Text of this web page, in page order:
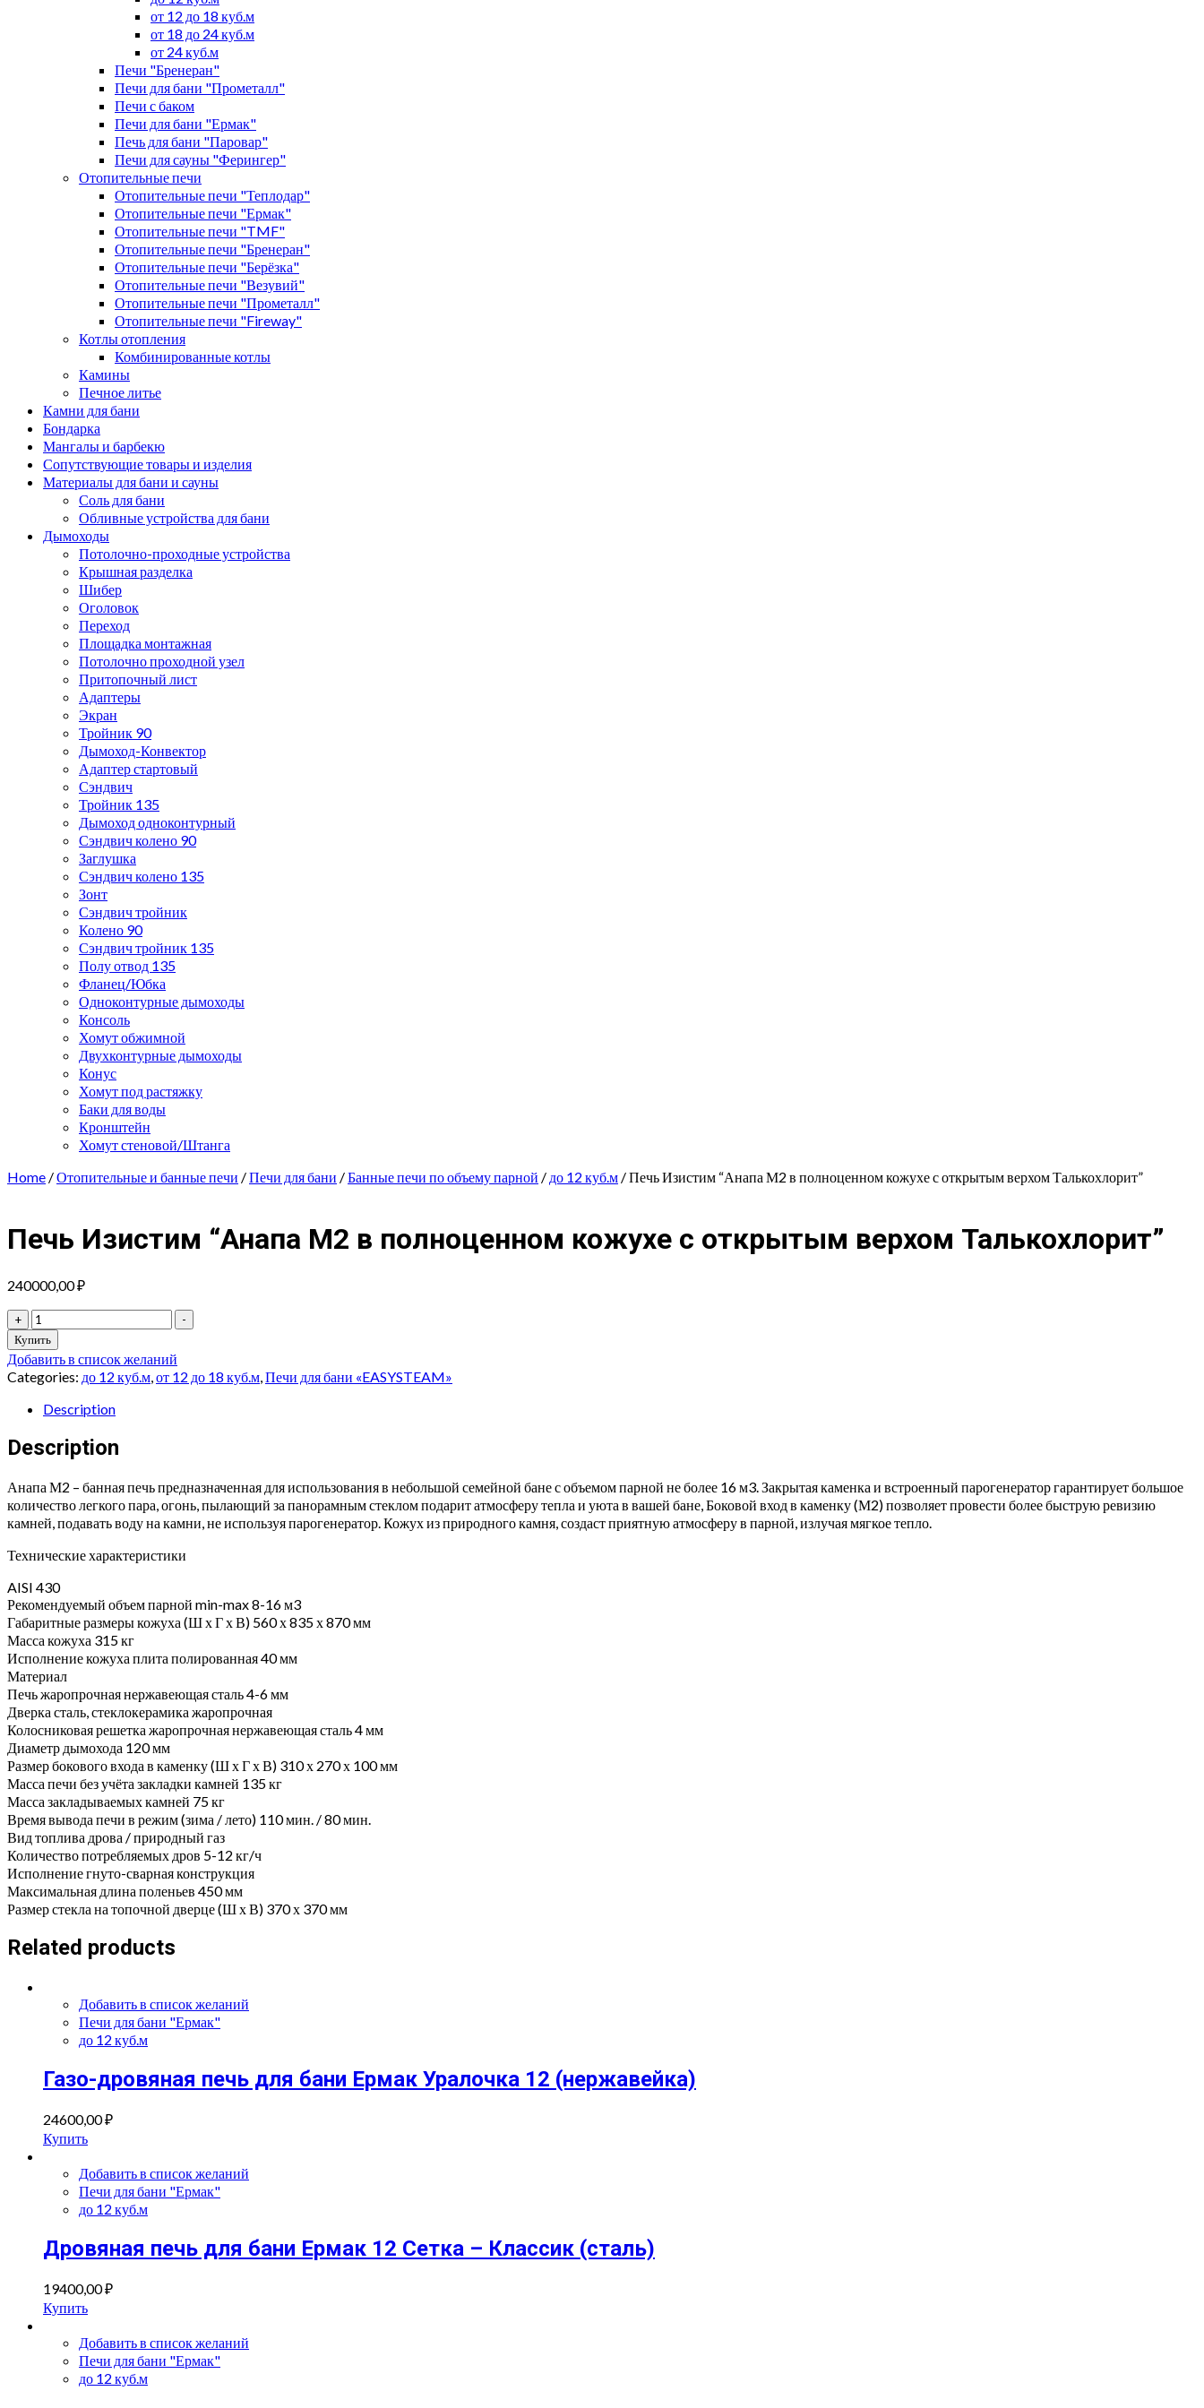
от 12 до 18 куб.м
от 18 до 24 куб.м
от 24 куб.м
Печи "Бренеран"
Печи для бани "Прометалл"
Печи с баком
Печи для бани "Ермак"
Печь для бани "Паровар"
Печи для сауны "Ферингер"
Отопительные печи
Отопительные печи "Теплодар"
Отопительные печи "Ермак"
Отопительные печи "TMF"
Отопительные печи "Бренеран"
Отопительные печи "Берёзка"
Отопительные печи "Везувий"
Отопительные печи "Прометалл"
Отопительные печи "Fireway"
Котлы отопления
Комбинированные котлы
Камины
Печное литье
Камни для бани
Бондарка
Мангалы и барбекю
Сопутствующие товары и изделия
Материалы для бани и сауны
Соль для бани
Обливные устройства для бани
Дымоходы
Потолочно-проходные устройства
Крышная разделка
Шибер
Оголовок
Переход
Площадка монтажная
Потолочно проходной узел
Притопочный лист
Адаптеры
Экран
Тройник 90
Дымоход-Конвектор
Адаптер стартовый
Сэндвич
Тройник 135
Дымоход одноконтурный
Сэндвич колено 90
Заглушка
Сэндвич колено 135
Зонт
Сэндвич тройник
Колено 90
Сэндвич тройник 135
Полу отвод 135
Фланец/Юбка
Одноконтурные дымоходы
Консоль
Хомут обжимной
Двухконтурные дымоходы
Конус
Хомут под растяжку
Баки для воды
Кронштейн
Хомут стеновой/Штанга
Home /Отопительные и банные печи /Печи для бани /Банные печи по объему парной / до 12 куб.м / Печь Изистим “Анапа М2 в полноценном кожухе с открытым верхом Талькохлорит”
Печь Изистим “Анапа М2 в полноценном кожухе с открытым верхом Талькохлорит”
240000,00₽
+
Печь
Изистим
"Анапа
М2
в
полноценном
с
открытым
Талькохлорит"
quantity
-
Купить
Добавить в список желаний
Categories: до 12 куб.м от 12 до 18 куб.м Печи для бани «EASYSTEAM»
Description
Description
Анапа М2 – банная печь предназначенная для использования в небольшой семейной бане с объемом парной не более 16 м3. Закрытая каменка и встроенный парогенератор гарантирует большое
количество легкого пара, огонь, пылающий за панорамным стеклом подарит атмосферу тепла и уюта в вашей бане, Боковой вход в каменку (М2) позволяет провести более быструю ревизию
камней, подавать воду на камни, не используя парогенератор. Кожух из природного камня, создаст приятную атмосферу в парной, излучая мягкое тепло.
Технические характеристики
AISI 430
Рекомендуемый объем парной min-max 8-16 м3
Габаритные размеры кожуха (Ш х Г х В) 560 х 835 х 870 мм
Масса кожуха 315 кг
Исполнение кожуха плита полированная 40 мм
Материал
Печь жаропрочная нержавеющая сталь 4-6 мм
Дверка сталь, стеклокерамика жаропрочная
Колосниковая решетка жаропрочная нержавеющая сталь 4 мм
Диаметр дымохода 120 мм
Размер бокового входа в каменку (Ш х Г х В) 310 х 270 х 100 мм
Масса печи без учёта закладки камней 135 кг
Масса закладываемых камней 75 кг
Время вывода печи в режим (зима / лето) 110 мин. / 80 мин.
Вид топлива дрова / природный газ
Количество потребляемых дров 5-12 кг/ч
Исполнение гнуто-сварная конструкция
Максимальная длина поленьев 450 мм
Размер стекла на топочной дверце (Ш х В) 370 х 370 мм
Related products
Добавить в список желаний
Печи для бани "Ермак"
до 12 куб.м
Газо-дровяная печь для бани Ермак Уралочка 12 (нержавейка)
24600,00₽
Купить
Добавить в список желаний
Печи для бани "Ермак"
до 12 куб.м
Дровяная печь для бани Ермак 12 Сетка – Классик (сталь)
19400,00₽
Купить
Добавить в список желаний
Печи для бани "Ермак"
до 12 куб.м